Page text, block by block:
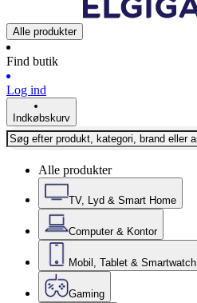
Alle produkter
Find butik
Log ind
Indkøbskurv
Alle produkter
TV, Lyd & Smart Home
Computer & Kontor
Mobil, Tablet & Smartwatch
Gaming